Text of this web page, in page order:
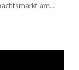
am...